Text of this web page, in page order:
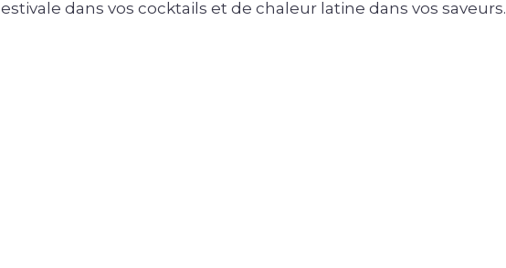
estivale dans vos cocktails et de chaleur latine dans vos saveurs.